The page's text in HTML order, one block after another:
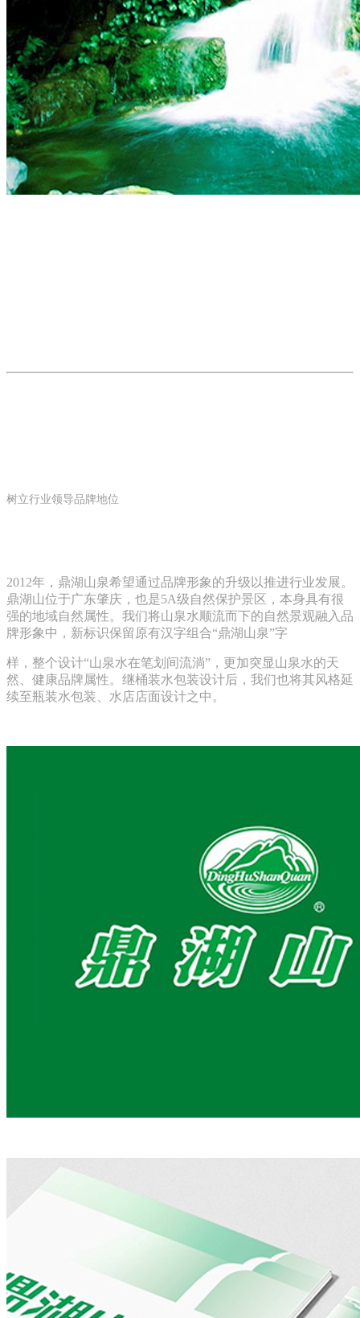
树立行业领导品牌地位
2012年，鼎湖山泉希望通过品牌形象的升级以推进行业发展。
鼎湖山位于广东肇庆，也是5A级自然保护景区，本身具有很
强的地域自然属性。我们将山泉水顺流而下的自然景观融入品
牌形象中，新标识保留原有汉字组合“鼎湖山泉”字
样，整个设计“山泉水在笔划间流淌” ，更加突显山泉水的天
然、健康品牌属性。继桶装水包装设计后，我们也将其风格延
续至瓶装水包装、水店店面设计之中。